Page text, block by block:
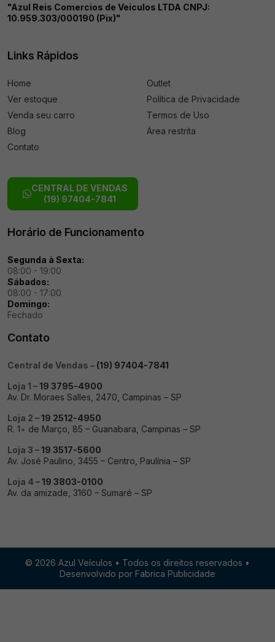
"Azul Reis Comercios de Veiculos LTDA CNPJ:
10.959.303/000190 (Pix)"
Links Rápidos
Home
Ver estoque
Venda seu carro
Blog
Contato
Outlet
Política de Privacidade
Termos de Uso
Área restrita
CENTRAL DE VENDAS
(19) 97404-7841
Horário de Funcionamento
Segunda à Sexta:
08:00 - 19:00
Sábados:
08:00 - 17:00
Domingo:
Fechado
Contato
Central de Vendas – (19) 97404-7841
Loja 1 –19 3795-4900
Av. Dr. Moraes Salles, 2470, Campinas – SP
Loja 2 –19 2512-4950
R. 1∘ de Março, 85 – Guanabara, Campinas – SP
Loja 3 –19 3517-5600
Av. José Paulino, 3455 – Centro, Paulínia – SP
Loja 4 –19 3803-0100
Av. da amizade, 3160 – Sumaré – SP
© 2026 Azul Veículos • Todos os direitos reservados •
Desenvolvido por Fabrica Publicidade